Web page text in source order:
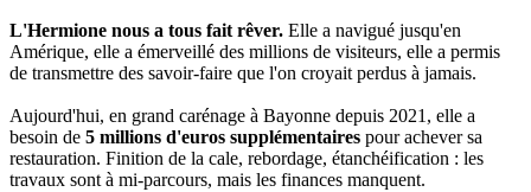
L'Hermione nous a tous fait rêver. Elle a navigué jusqu'en
Amérique, elle a émerveillé des millions de visiteurs, elle a permis
de transmettre des savoir-faire que l'on croyait perdus à jamais.
Aujourd'hui, en grand carénage à Bayonne depuis 2021, elle a
besoin de 5 millions d'euros supplémentaires pour achever sa
restauration. Finition de la cale, rebordage, étanchéification : les
travaux sont à mi-parcours, mais les finances manquent.